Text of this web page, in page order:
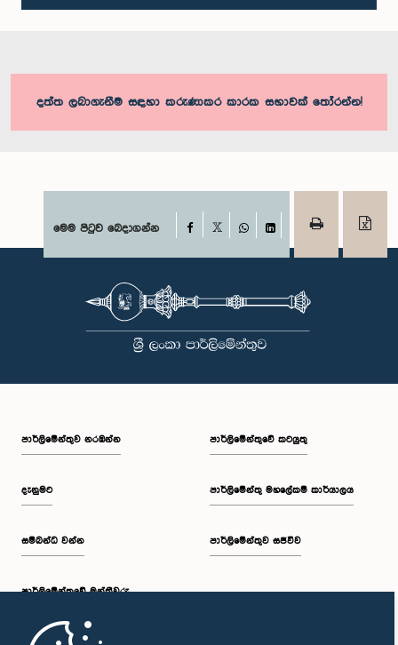
දත්ත ලබාගැනීම සඳහා කරුණාකර කාරක සභාවක් තෝරන්න!
මෙම පිටුව බෙදාගන්න Facebook
WhatsAppLinkedIn
පාර්ලි‌මේන්තුව නරඹන්න
දැනුමට
සම්බන්ධ වන්න
පාර්ලි‌මේන්තුවේ මන්ත්‍රීවරු
මුල් පිටුව
පාර්ලිමේන්තුවේ කටයුතු
පාර්ලිමේන්තු මහලේකම් කාර්යාලය
පාර්ලිමේන්තුව සජීවීව